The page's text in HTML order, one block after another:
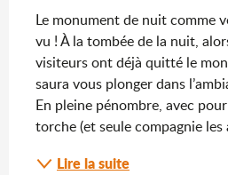
Le monument de nuit comme
vu ! À la tombée de la nuit,
visiteurs ont déjà quitté le
saura vous plonger dans
En pleine pénombre, avec
torche (et seule compagnie les
Lire la suite